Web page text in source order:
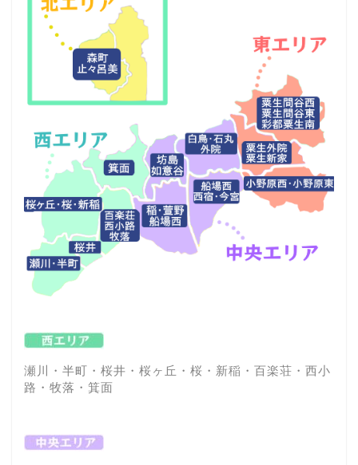
瀬川・半町・桜井・桜ヶ丘・桜・新稲・百楽荘・西小
路・牧落・箕面